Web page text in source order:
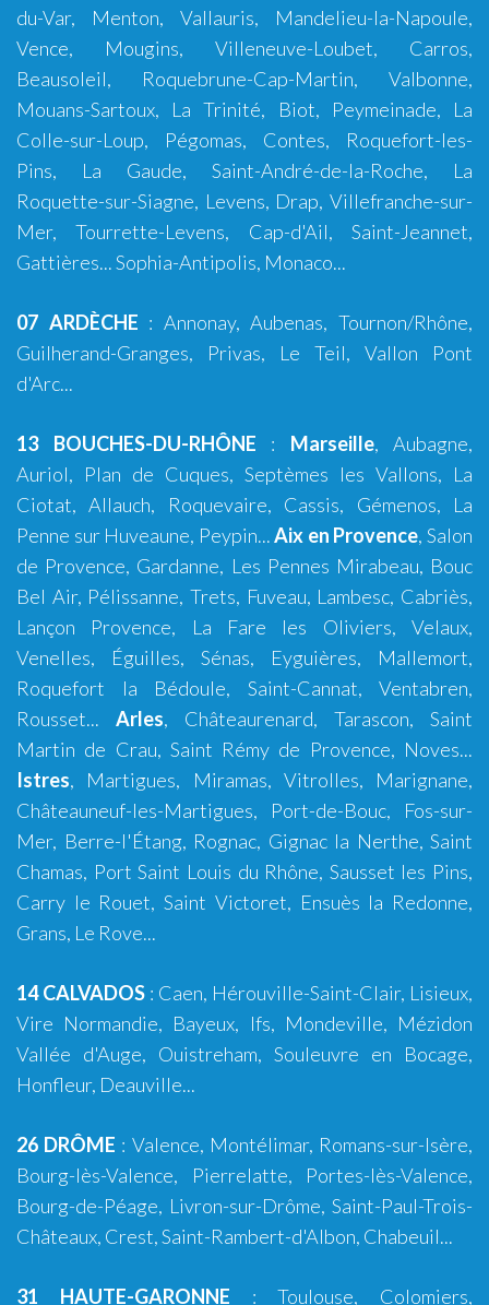
du-Var, Menton, Vallauris, Mandelieu-la-Napoule,
Vence, Mougins, Villeneuve-Loubet, Carros,
Beausoleil, Roquebrune-Cap-Martin, Valbonne,
Mouans-Sartoux, La Trinité, Biot, Peymeinade, La
Colle-sur-Loup, Pégomas, Contes, Roquefort-les-
Pins, La Gaude, Saint-André-de-la-Roche, La
Roquette-sur-Siagne, Levens, Drap, Villefranche-sur-
Mer, Tourrette-Levens, Cap-d'Ail, Saint-Jeannet,
Gattières...Sophia-Antipolis, Monaco...
07 ARDÈCHE : Annonay,Aubenas, Tournon/Rhône,
Guilherand-Granges, Privas, Le Teil, Vallon Pont
d'Arc...
13 BOUCHES-DU-RHÔNE : Marseille, Aubagne,
Auriol, Plan de Cuques, Septèmes les Vallons, La
Ciotat,Allauch, Roquevaire, Cassis, Gémenos, La
Penne sur Huveaune, Peypin...Aix en Provence,Salon
de Provence, Gardanne, Les Pennes Mirabeau, Bouc
Bel Air, Pélissanne,Trets, Fuveau, Lambesc, Cabriès,
Lançon Provence, La Fare les Oliviers,Velaux,
Venelles, Éguilles, Sénas, Eyguières, Mallemort,
Roquefort la Bédoule, Saint-Cannat, Ventabren,
Rousset... Arles, Châteaurenard, Tarascon, Saint
Martin de Crau, Saint Rémy de Provence, Noves...
Istres, Martigues, Miramas, Vitrolles, Marignane,
Châteauneuf-les-Martigues, Port-de-Bouc, Fos-sur-
Mer, Berre-l'Étang, Rognac, Gignac la Nerthe, Saint
Chamas, Port Saint Louis du Rhône, Sausset les Pins,
Carry le Rouet,Saint Victoret, Ensuès la Redonne,
Grans, Le Rove...
14 CALVADOS : Caen, Hérouville-Saint-Clair, Lisieux,
Vire Normandie, Bayeux, Ifs, Mondeville, Mézidon
Vallée d'Auge, Ouistreham, Souleuvre en Bocage,
Honfleur, Deauville...
26 DRÔME : Valence, Montélimar, Romans-sur-Isère,
Bourg-lès-Valence, Pierrelatte, Portes-lès-Valence,
Bourg-de-Péage, Livron-sur-Drôme, Saint-Paul-Trois-
Châteaux, Crest,Saint-Rambert-d'Albon, Chabeuil...
31 HAUTE-GARONNE :Toulouse, Colomiers,